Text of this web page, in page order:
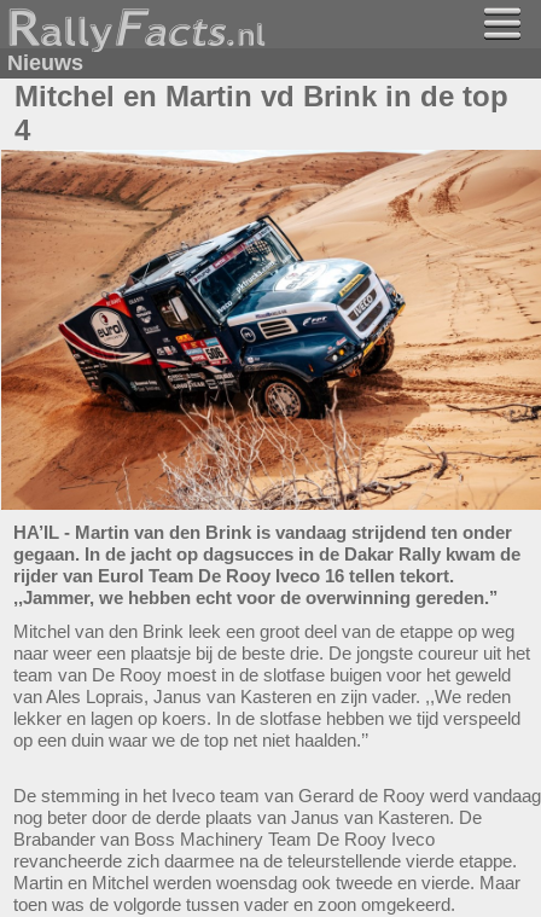
Nieuws
Mitchel en Martin vd Brink in de top
4
HA’IL - Martin van den Brink is vandaag strijdend ten onder
gegaan. In de jacht op dagsucces in de Dakar Rally kwam de
rijder van Eurol Team De Rooy Iveco 16 tellen tekort.
,,Jammer, we hebben echt voor de overwinning gereden.’’
Mitchel van den Brink leek een groot deel van de etappe op weg
naar weer een plaatsje bij de beste drie. De jongste coureur uit het
team van De Rooy moest in de slotfase buigen voor het geweld
van Ales Loprais, Janus van Kasteren en zijn vader. ,,We reden
lekker en lagen op koers. In de slotfase hebben we tijd verspeeld
op een duin waar we de top net niet haalden.’’
De stemming in het Iveco team van Gerard de Rooy werd vandaag
nog beter door de derde plaats van Janus van Kasteren. De
Brabander van Boss Machinery Team De Rooy Iveco
revancheerde zich daarmee na de teleurstellende vierde etappe.
Martin en Mitchel werden woensdag ook tweede en vierde. Maar
toen was de volgorde tussen vader en zoon omgekeerd.